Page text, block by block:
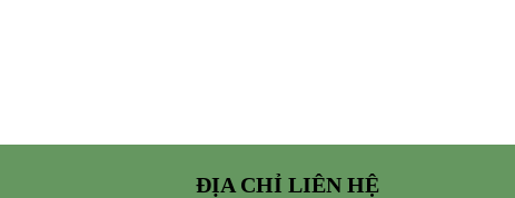
ĐỊA CHỈ LIÊN HỆ